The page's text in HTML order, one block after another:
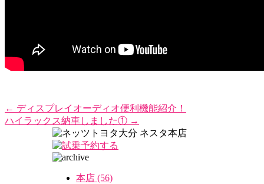
← ディスプレイオーディオ便利機能紹介！
ハイラックス納車しました① →
本店 (56)